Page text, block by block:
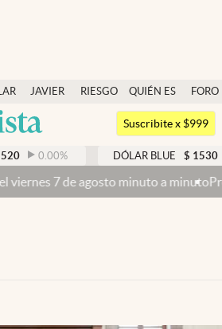
JAVIER
RIESGO
QUIÉN ES
QUIÉN
FORO
Argentina
México
Suscribite x $999
0.00 % DÓLAR BLUE $ 1530 -
minuto a minuto Propiedad